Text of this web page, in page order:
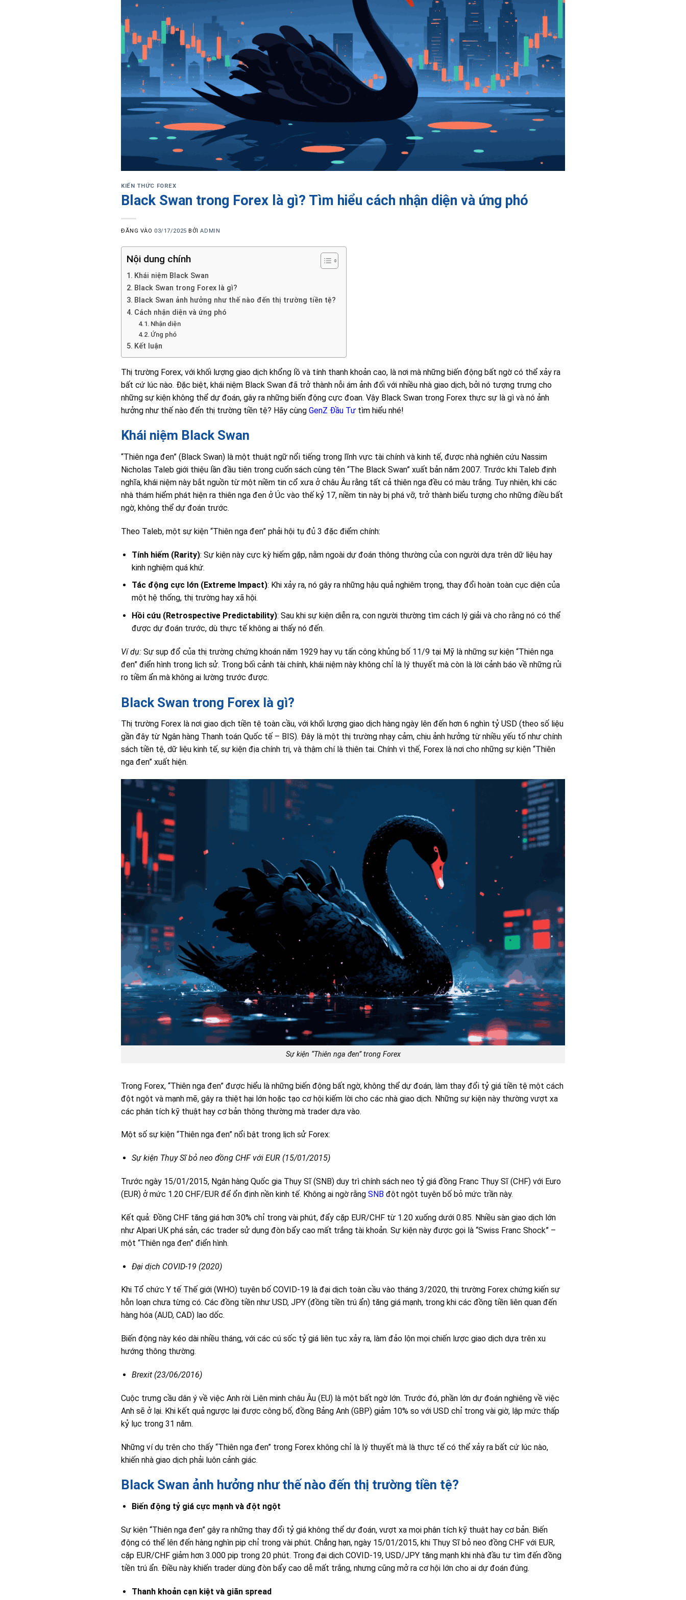
KIẾN THỨC FOREX
Black Swan trong Forex là gì? Tìm hiểu cách nhận diện và ứng phó
ĐĂNG VÀO 03/17/2025 BỞIADMIN
Nội dung chính
Khái niệm Black Swan
Black Swan trong Forex là gì?
Black Swan ảnh hưởng như thế nào đến thị trường tiền tệ?
Cách nhận diện và ứng phó
Nhận diện
Ứng phó
Kết luận
Thị trường Forex, với khối lượng giao dịch khổng lồ và tính thanh khoản cao, là nơi mà những biến động bất ngờ có thể xảy ra
bất cứ lúc nào. Đặc biệt, khái niệm Black Swan đã trở thành nỗi ám ảnh đối với nhiều nhà giao dịch, bởi nó tượng trưng cho
những sự kiện không thể dự đoán, gây ra những biến động cực đoan. Vậy Black Swan trong Forex thực sự là gì và nó ảnh
hưởng như thế nào đến thị trường tiền tệ? Hãy cùng GenZ Đầu Tư tìm hiểu nhé!
Khái niệm Black Swan
“Thiên nga đen” (Black Swan) là một thuật ngữ nổi tiếng trong lĩnh vực tài chính và kinh tế, được nhà nghiên cứu Nassim
Nicholas Taleb giới thiệu lần đầu tiên trong cuốn sách cùng tên “The Black Swan” xuất bản năm 2007. Trước khi Taleb định
nghĩa, khái niệm này bắt nguồn từ một niềm tin cổ xưa ở châu Âu rằng tất cả thiên nga đều có màu trắng. Tuy nhiên, khi các
nhà thám hiểm phát hiện ra thiên nga đen ở Úc vào thế kỷ 17, niềm tin này bị phá vỡ, trở thành biểu tượng cho những điều bất
ngờ, không thể dự đoán trước.
Theo Taleb, một sự kiện “Thiên nga đen” phải hội tụ đủ 3 đặc điểm chính:
Tính hiếm (Rarity): Sự kiện này cực kỳ hiếm gặp, nằm ngoài dự đoán thông thường của con người dựa trên dữ liệu hay
kinh nghiệm quá khứ.
Tác động cực lớn (Extreme Impact): Khi xảy ra, nó gây ra những hậu quả nghiêm trọng, thay đổi hoàn toàn cục diện của
một hệ thống, thị trường hay xã hội.
Hồi cứu (Retrospective Predictability): Sau khi sự kiện diễn ra, con người thường tìm cách lý giải và cho rằng nó có thể
được dự đoán trước, dù thực tế không ai thấy nó đến.
Ví dụ: Sự sụp đổ của thị trường chứng khoán năm 1929 hay vụ tấn công khủng bố 11/9 tại Mỹ là những sự kiện “Thiên nga
đen” điển hình trong lịch sử. Trong bối cảnh tài chính, khái niệm này không chỉ là lý thuyết mà còn là lời cảnh báo về những rủi
ro tiềm ẩn mà không ai lường trước được.
Black Swan trong Forex là gì?
Thị trường Forex là nơi giao dịch tiền tệ toàn cầu, với khối lượng giao dịch hàng ngày lên đến hơn 6 nghìn tỷ USD (theo số liệu
gần đây từ Ngân hàng Thanh toán Quốc tế – BIS). Đây là một thị trường nhạy cảm, chịu ảnh hưởng từ nhiều yếu tố như chính
sách tiền tệ, dữ liệu kinh tế, sự kiện địa chính trị, và thậm chí là thiên tai. Chính vì thế, Forex là nơi cho những sự kiện “Thiên
nga đen” xuất hiện.
Sự kiện “Thiên nga đen” trong Forex
Trong Forex, “Thiên nga đen” được hiểu là những biến động bất ngờ, không thể dự đoán, làm thay đổi tỷ giá tiền tệ một cách
đột ngột và mạnh mẽ, gây ra thiệt hại lớn hoặc tạo cơ hội kiếm lời cho các nhà giao dịch. Những sự kiện này thường vượt xa
các phân tích kỹ thuật hay cơ bản thông thường mà trader dựa vào.
Một số sự kiện “Thiên nga đen” nổi bật trong lịch sử Forex:
Sự kiện Thụy Sĩ bỏ neo đồng CHF với EUR (15/01/2015)
Trước ngày 15/01/2015, Ngân hàng Quốc gia Thụy Sĩ (SNB) duy trì chính sách neo tỷ giá đồng Franc Thụy Sĩ (CHF) với Euro
(EUR) ở mức 1.20 CHF/EUR để ổn định nền kinh tế. Không ai ngờ rằng SNB đột ngột tuyên bố bỏ mức trần này.
Kết quả: Đồng CHF tăng giá hơn 30% chỉ trong vài phút, đẩy cặp EUR/CHF từ 1.20 xuống dưới 0.85. Nhiều sàn giao dịch lớn
như Alpari UK phá sản, các trader sử dụng đòn bẩy cao mất trắng tài khoản. Sự kiện này được gọi là “Swiss Franc Shock” –
một “Thiên nga đen” điển hình.
Đại dịch COVID-19 (2020)
Khi Tổ chức Y tế Thế giới (WHO) tuyên bố COVID-19 là đại dịch toàn cầu vào tháng 3/2020, thị trường Forex chứng kiến sự
hỗn loạn chưa từng có. Các đồng tiền như USD, JPY (đồng tiền trú ẩn) tăng giá mạnh, trong khi các đồng tiền liên quan đến
hàng hóa (AUD, CAD) lao dốc.
Biến động này kéo dài nhiều tháng, với các cú sốc tỷ giá liên tục xảy ra, làm đảo lộn mọi chiến lược giao dịch dựa trên xu
hướng thông thường.
Brexit (23/06/2016)
Cuộc trưng cầu dân ý về việc Anh rời Liên minh châu Âu (EU) là một bất ngờ lớn. Trước đó, phần lớn dự đoán nghiêng về việc
Anh sẽ ở lại. Khi kết quả ngược lại được công bố, đồng Bảng Anh (GBP) giảm 10% so với USD chỉ trong vài giờ, lập mức thấp
kỷ lục trong 31 năm.
Những ví dụ trên cho thấy “Thiên nga đen” trong Forex không chỉ là lý thuyết mà là thực tế có thể xảy ra bất cứ lúc nào,
khiến nhà giao dịch phải luôn cảnh giác.
Black Swan ảnh hưởng như thế nào đến thị trường tiền tệ?
Biến động tỷ giá cực mạnh và đột ngột
Sự kiện “Thiên nga đen” gây ra những thay đổi tỷ giá không thể dự đoán, vượt xa mọi phân tích kỹ thuật hay cơ bản. Biến
động có thể lên đến hàng nghìn pip chỉ trong vài phút. Chẳng hạn, ngày 15/01/2015, khi Thụy Sĩ bỏ neo đồng CHF với EUR,
cặp EUR/CHF giảm hơn 3.000 pip trong 20 phút. Trong đại dịch COVID-19, USD/JPY tăng mạnh khi nhà đầu tư tìm đến đồng
tiền trú ẩn. Điều này khiến trader dùng đòn bẩy cao dễ mất trắng, nhưng cũng mở ra cơ hội lớn cho ai dự đoán đúng.
Thanh khoản cạn kiệt và giãn spread